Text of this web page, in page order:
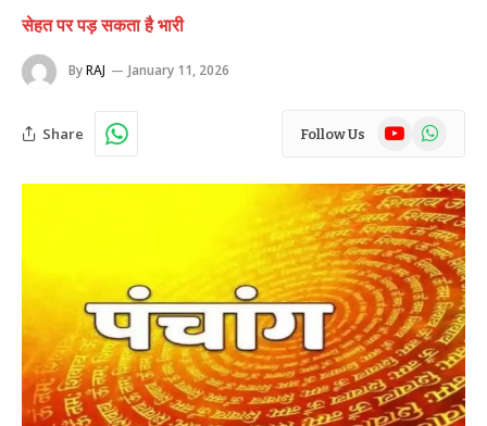
सेहत पर पड़ सकता है भारी
ByRAJ January 11, 2026
Share Follow Us YouTubeWhatsApp